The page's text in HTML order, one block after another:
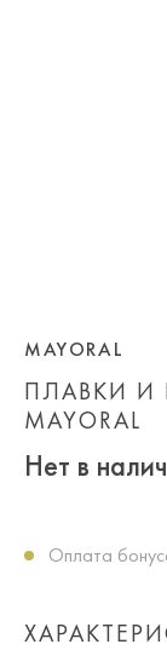
ПЛАВКИ И
MAYORAL
MAYORAL
Нет в
Оплата